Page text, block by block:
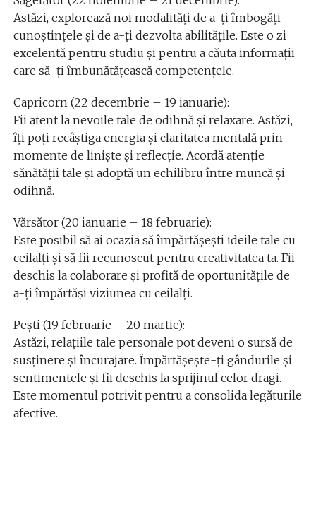
Astăzi, explorează noi modalități de a-ți îmbogăți
cunoștințele și de a-ți dezvolta abilitățile. Este o zi
excelentă pentru studiu și pentru a căuta informații
care să-ți îmbunătățească competențele.
Capricorn (22 decembrie – 19 ianuarie):
Fii atent la nevoile tale de odihnă și relaxare. Astăzi,
îți poți recâștiga energia și claritatea mentală prin
momente de liniște și reflecție. Acordă atenție
sănătății tale și adoptă un echilibru între muncă și
odihnă.
Vărsător (20 ianuarie – 18 februarie):
Este posibil să ai ocazia să împărtășești ideile tale cu
ceilalți și să fii recunoscut pentru creativitatea ta. Fii
deschis la colaborare și profită de oportunitățile de
a-ți împărtăși viziunea cu ceilalți.
Pești (19 februarie – 20 martie):
Astăzi, relațiile tale personale pot deveni o sursă de
susținere și încurajare. Împărtășește-ți gândurile și
sentimentele și fii deschis la sprijinul celor dragi.
Este momentul potrivit pentru a consolida legăturile
afective.